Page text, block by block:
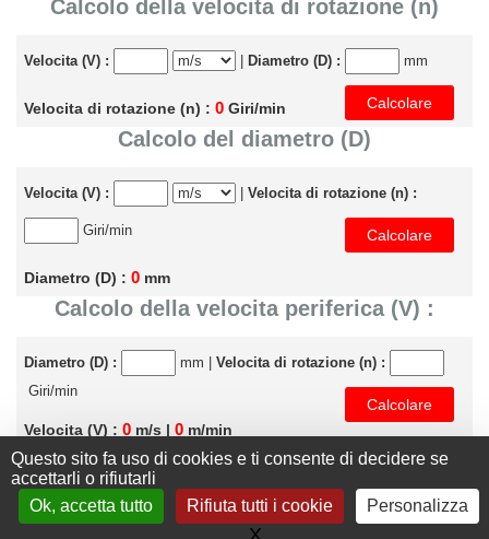
Questo sito fa uso di cookies e ti consente di decidere se
accettarli o rifiutarli
Ok, accetta tutto
Rifiuta tutti i cookie Personalizza
X
Calcolo della velocita di rotazione (n)
Velocita (V) : | Diametro (D) : mm
Velocita di rotazione (n) : 0 Giri/min
Calcolo del diametro (D)
Velocita (V) : | Velocita di rotazione (n) :
Giri/min
Diametro (D) : 0 mm
Calcolo della velocita periferica (V) :
Diametro (D) : mm |
Velocita di rotazione (n) :
Giri/min
Velocita (V) : 0 m/s | 0 m/min
+33 (0) 476 411 481 Contact